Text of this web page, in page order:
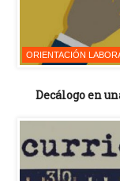
ORIENTACIÓN
Decálogo en